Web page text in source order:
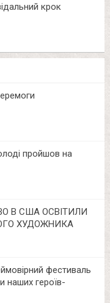
крок
пройшов на
В США ОСВІТИЛИ
ХУДОЖНИКА
фестиваль
наших героїв-